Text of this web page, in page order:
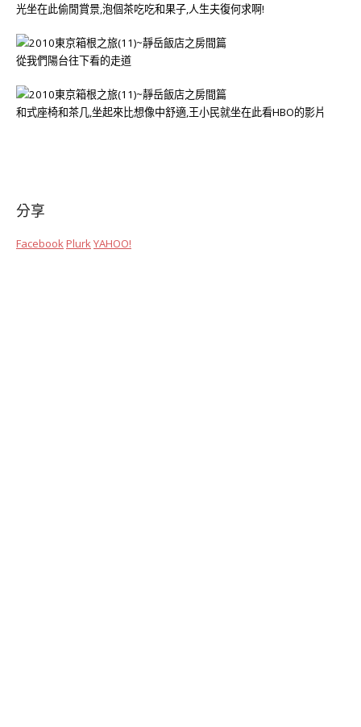
光坐在此偷閒賞景,泡個茶吃吃和果子,人生夫復何求啊!
從我們陽台往下看的走道
和式座椅和茶几,坐起來比想像中舒適,王小民就坐在此看HBO的影片
分享
FacebookPlurkYAHOO!